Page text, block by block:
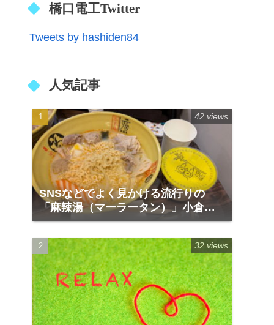
橋口電工Twitter
Tweets by hashiden84
人気記事
SNSなどでよく見かける流行りの
「麻辣湯（マーラータン）」小倉の
リバーウォーク1階「福恩麻辣湯」
42 views
32 views